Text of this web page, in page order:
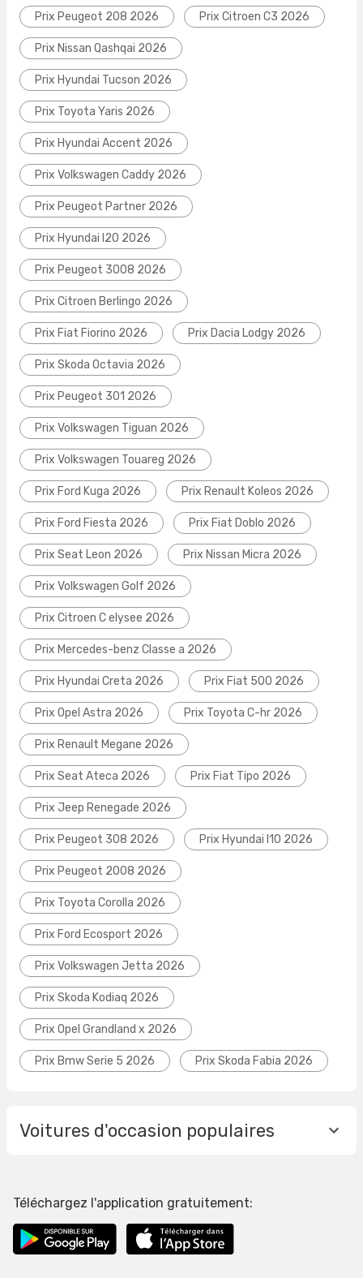
Prix Peugeot 208 2026 Prix Citroen C3 2026
Prix Nissan Qashqai 2026
Prix Hyundai Tucson 2026
Prix Toyota Yaris 2026
Prix Hyundai Accent 2026
Prix Volkswagen Caddy 2026
Prix Peugeot Partner 2026
Prix Hyundai I20 2026
Prix Peugeot 3008 2026
Prix Citroen Berlingo 2026
Prix Fiat Fiorino 2026 Prix Dacia Lodgy 2026
Prix Skoda Octavia 2026
Prix Peugeot 301 2026
Prix Volkswagen Tiguan 2026
Prix Volkswagen Touareg 2026
Prix Ford Kuga 2026 Prix Renault Koleos 2026
Prix Ford Fiesta 2026 Prix Fiat Doblo 2026
Prix Seat Leon 2026 Prix Nissan Micra 2026
Prix Volkswagen Golf 2026
Prix Citroen C elysee 2026
Prix Mercedes-benz Classe a 2026
Prix Hyundai Creta 2026 Prix Fiat 500 2026
Prix Opel Astra 2026 Prix Toyota C-hr 2026
Prix Renault Megane 2026
Prix Seat Ateca 2026 Prix Fiat Tipo 2026
Prix Jeep Renegade 2026
Prix Peugeot 308 2026 Prix Hyundai I10 2026
Prix Peugeot 2008 2026
Prix Toyota Corolla 2026
Prix Ford Ecosport 2026
Prix Volkswagen Jetta 2026
Prix Skoda Kodiaq 2026
Prix Opel Grandland x 2026
Prix Bmw Serie 5 2026 Prix Skoda Fabia 2026
Voitures d'occasion populaires
Téléchargez l'application gratuitement: